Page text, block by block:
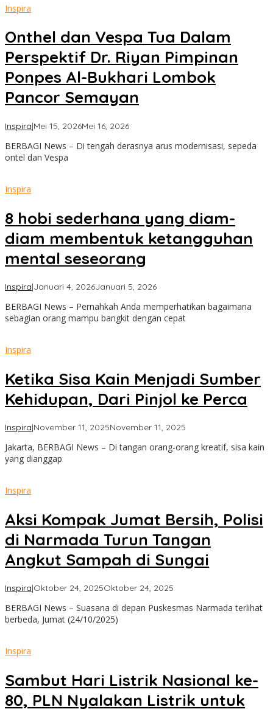
Inspira
Onthel dan Vespa Tua Dalam
Perspektif Dr. Riyan Pimpinan
Ponpes Al-Bukhari Lombok
Pancor Semayan
Inspira|Mei 15, 2026Mei 16, 2026oleh
BERBAGI News – Di tengah derasnya arus modernisasi, sepeda
ontel dan Vespa
Inspira
8 hobi sederhana yang diam-
diam membentuk ketangguhan
mental seseorang
Inspira|Januari 4, 2026Januari 5, 2026oleh
BERBAGI News – Pernahkah Anda memperhatikan bagaimana
sebagian orang mampu bangkit dengan cepat
Inspira
Ketika Sisa Kain Menjadi Sumber
Kehidupan, Dari Pinjol ke Perca
Inspira|November 11, 2025November 11, 2025
Jakarta, BERBAGI News – Di tangan orang-orang kreatif, sisa kain
yang dianggap
Inspira
Aksi Kompak Jumat Bersih, Polisi
di Narmada Turun Tangan
Angkut Sampah di Sungai
Inspira|Oktober 24, 2025Oktober 24, 2025
BERBAGI News – Suasana di depan Puskesmas Narmada terlihat
berbeda, Jumat (24/10/2025)
Inspira
Sambut Hari Listrik Nasional ke-
80, PLN Nyalakan Listrik untuk